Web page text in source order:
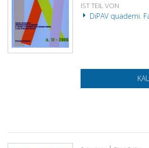
IST TEIL VON
DiPAV quaderni.